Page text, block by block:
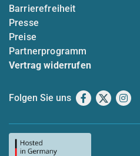
Barrierefreiheit
Presse
Preise
Partnerprogramm
Vertrag widerrufen
Folgen Sie uns Facebook
X